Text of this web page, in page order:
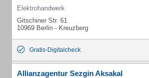
Elektrohandwerk
Gitschiner Str. 61
10969 Berlin - Kreuzberg
Gratis-Digitalcheck
Allianzagentur Sezgin Aksakal